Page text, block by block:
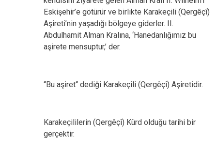
Eskişehir’e götürür ve birlikte Karakeçili (Qergêçî)
Aşireti’nin yaşadığı bölgeye giderler. II.
Abdulhamit Alman Kralına, ‘Hanedanlığımız bu
aşirete mensuptur,’ der.
“Bu aşiret“ dediği Karakeçili (Qergêçî) Aşiretidir.
Karakeçililerin (Qergêçî) Kürd olduğu tarihi bir
gerçektir.